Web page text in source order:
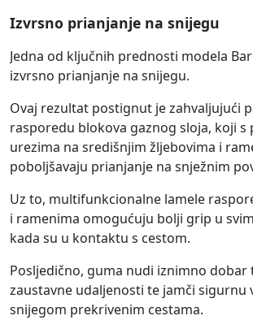
Izvrsno prianjanje na snijegu
Jedna od ključnih prednosti modela
izvrsno prianjanje na snijegu.
Ovaj rezultat postignut je zahvaljujući
rasporedu blokova gaznog sloja, koji s
urezima na središnjim žljebovima i
poboljšavaju prianjanje na snježnim
Uz to, multifunkcionalne lamele
i ramenima omogućuju bolji grip u
kada su u kontaktu s cestom.
Posljedično, guma nudi iznimno dobar
zaustavne udaljenosti te jamči sigurnu
snijegom prekrivenim cestama.